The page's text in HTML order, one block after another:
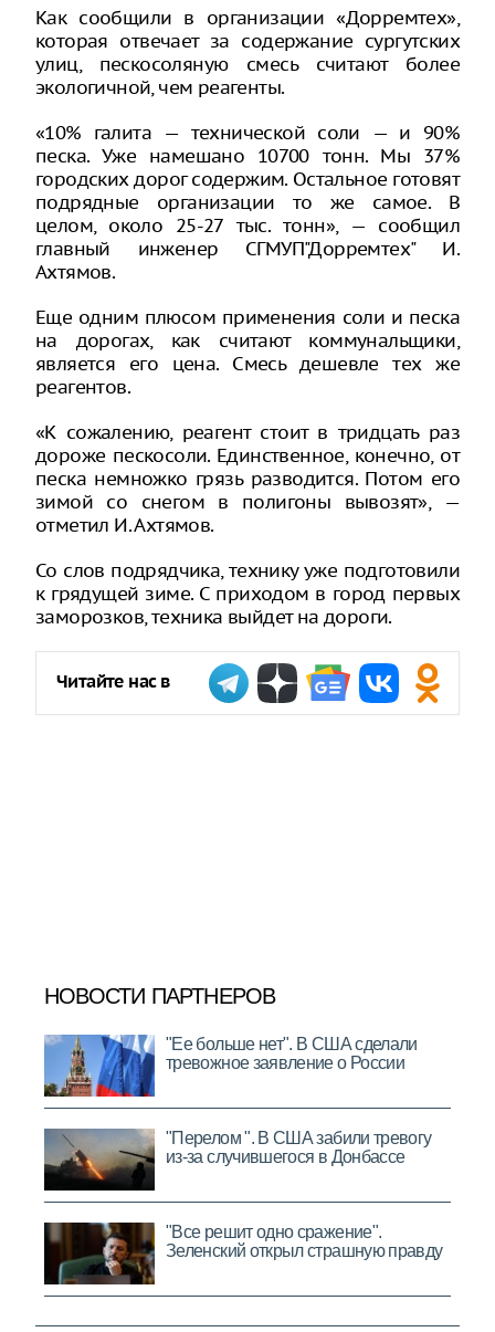
Как сообщили в организации «Дорремтех»,
которая отвечает за содержание сургутских
улиц, пескосоляную смесь считают более
экологичной, чем реагенты.
«10% галита — технической соли — и 90%
песка. Уже намешано 10700 тонн. Мы 37%
городских дорог содержим. Остальное готовят
подрядные организации то же самое. В
целом, около 25-27 тыс. тонн», — сообщил
главный инженер СГМУП"Дорремтех" И.
Ахтямов.
Еще одним плюсом применения соли и песка
на дорогах, как считают коммунальщики,
является его цена. Смесь дешевле тех же
реагентов.
«К сожалению, реагент стоит в тридцать раз
дороже пескосоли. Единственное, конечно, от
песка немножко грязь разводится. Потом его
зимой со снегом в полигоны вывозят», —
отметил И. Ахтямов.
Со слов подрядчика, технику уже подготовили
к грядущей зиме. С приходом в город первых
заморозков, техника выйдет на дороги.
Читайте нас в